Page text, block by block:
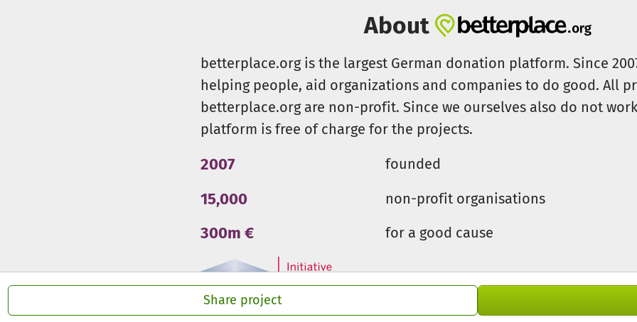
Share project
About
betterplace.org is the largest German donation platform. Since
helping people, aid organizations and companies to do good. All
betterplace.org are non-profit. Since we ourselves also do not
platform is free of charge for the projects.
2007 founded
15,000 non-profit organisations
300m € for a good cause